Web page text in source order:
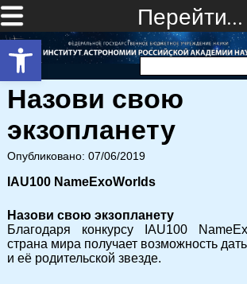
Открыть панель инструментов
Перейти…
Найти:
Назови свою
экзопланету
Опубликовано: 07/06/2019
IAU100 NameExoWorlds
Назови свою экзопланету
Благодаря конкурсу IAU100
страна мира получает возможность
и её родительской звезде.